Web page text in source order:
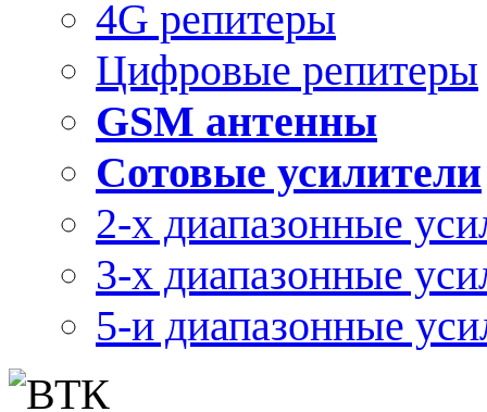
4G репитеры
Цифровые репитеры
GSM антенны
Сотовые усилители
2-х диапазонные
3-х диапазонные
5-и диапазонные